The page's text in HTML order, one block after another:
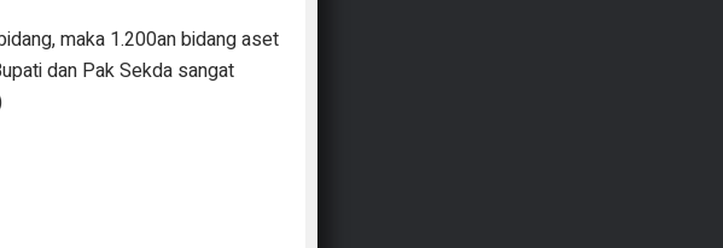
maka 1.200an bidang aset
dan Pak Sekda sangat